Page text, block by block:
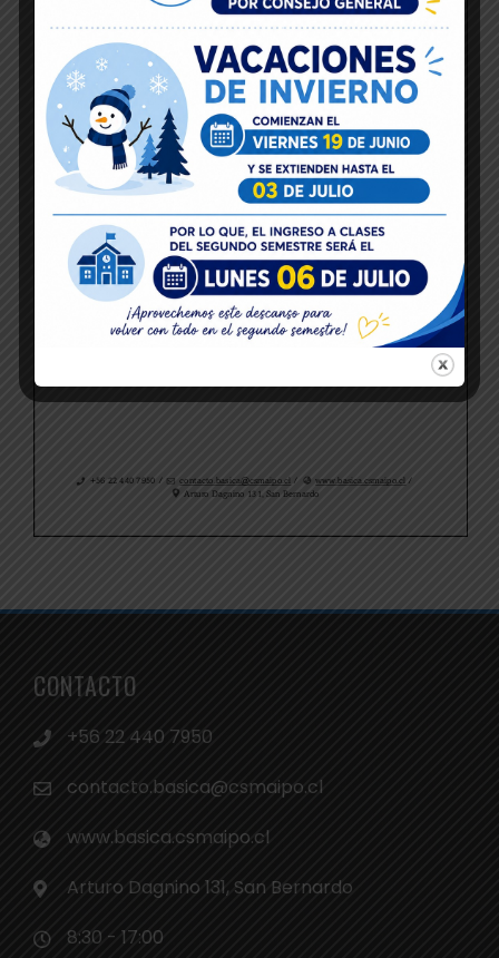
CONTACTO
+56 22 440 7950
contacto.basica@csmaipo.cl
www.basica.csmaipo.cl
Arturo Dagnino 131, San Bernardo
8:30 - 17:00